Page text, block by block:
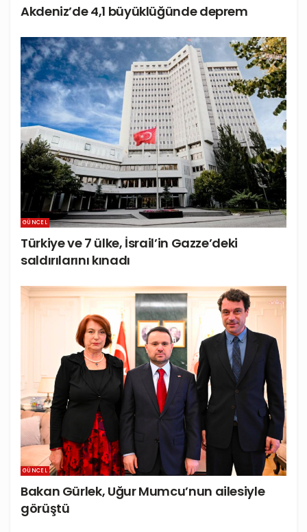
Akdeniz’de 4,1 büyüklüğünde deprem
GÜNCEL
Türkiye ve 7 ülke, İsrail’in Gazze’deki
saldırılarını kınadı
GÜNCEL
Bakan Gürlek, Uğur Mumcu’nun ailesiyle
görüştü